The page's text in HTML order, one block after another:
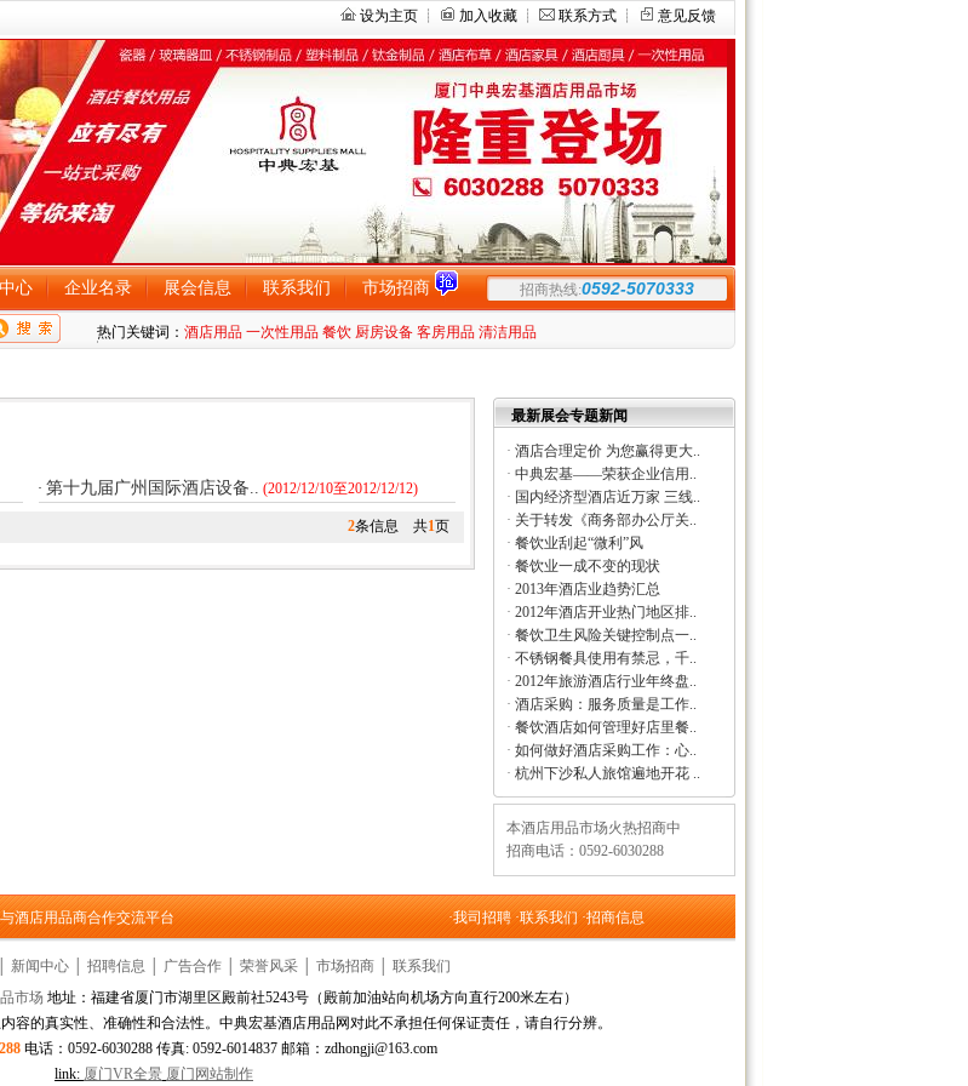
设为主页 ┊ 加入收藏 ┊ 联系方式 ┊ 意见反馈
心 企业名录 展会信息 联系我们 市场招商 招商热线:0592-5070333
热门关键词： 酒店用品 一次性用品 餐饮 厨房设备 客房用品 清洁用品
· 第十九届广州国际酒店设备.. (2012/12/10至2012/12/12)
2条信息 共1页
最新展会专题新闻
· 酒店合理定价 为您赢得更大..
· 中典宏基——荣获企业信用..
· 国内经济型酒店近万家 三线..
· 关于转发《商务部办公厅关..
· 餐饮业刮起“微利”风
· 餐饮业一成不变的现状
· 2013年酒店业趋势汇总
· 2012年酒店开业热门地区排..
· 餐饮卫生风险关键控制点一..
· 不锈钢餐具使用有禁忌，千..
· 2012年旅游酒店行业年终盘..
· 酒店采购：服务质量是工作..
· 餐饮酒店如何管理好店里餐..
· 如何做好酒店采购工作：心..
· 杭州下沙私人旅馆遍地开花 ..
本酒店用品市场火热招商中
招商电话：0592-6030288
酒店用品商合作交流平台 ·我司招聘·联系我们·招商信息
新闻中心│ 招聘信息 广告合作│ 荣誉风采│ 市场招商│ 联系我们
市场 地址：福建省厦门市湖里区殿前社5243号（殿前加油站向机场方向直行200米左右）
容的真实性、准确性和合法性。中典宏基酒店用品网对此不承担任何保证责任，请自行分辨。
电话：0592-6030288 传真: 0592-6014837 邮箱：zdhongji@163.com
link: 厦门VR全景 厦门网站制作